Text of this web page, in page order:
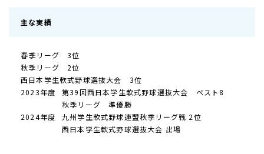
主な実績
春季リーグ 3位
秋季リーグ 2位
西日本学生軟式野球選抜大会 3位
2023年度
第39回西日本学生軟式野球選抜大会 ベスト8
秋季リーグ 準優勝
2024年度
九州学生軟式野球連盟秋季リーグ戦 2位
西日本学生軟式野球選抜大会 出場